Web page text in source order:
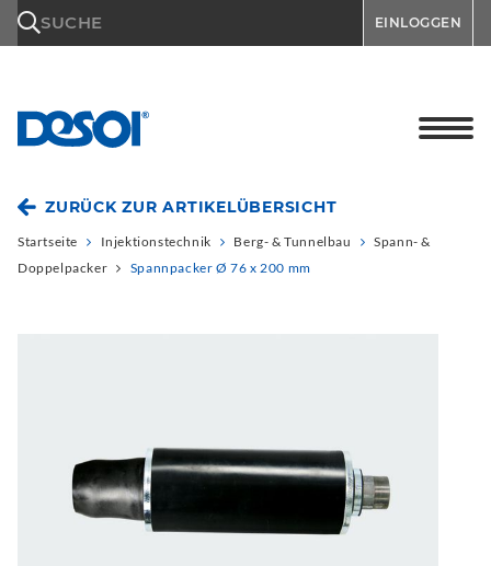
SUCHE EINLOGGEN
ZURÜCK ZUR ARTIKELÜBERSICHT
Startseite Injektionstechnik Berg- & Tunnelbau
Spann- &
Doppelpacker
Spannpacker Ø 76 x 200 mm